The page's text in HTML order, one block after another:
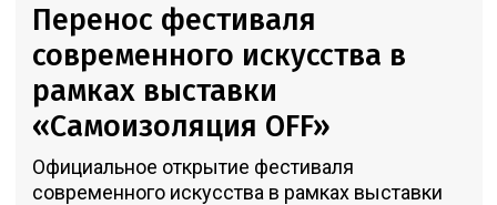
Перенос фестиваля
современного искусства в
рамках выставки
«Самоизоляция OFF»
Официальное открытие фестиваля
современного искусства в рамках выставки